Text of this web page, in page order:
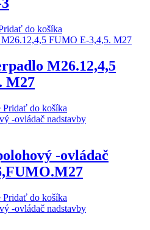
do košíka
M26.12,4,5
M27
Pridať do košíka
-ovládač
Pridať do košíka